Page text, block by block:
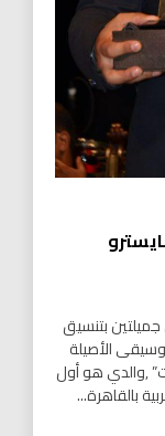
بتنسيق
الأصيلة
,والدي هو أول
بالقاهرة...